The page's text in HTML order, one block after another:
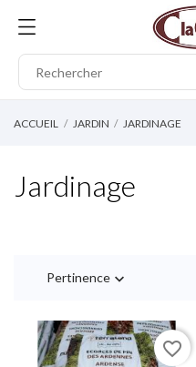
ACCUEIL JARDIN JARDINAGE
Jardinage
Pertinence 
favorite_border